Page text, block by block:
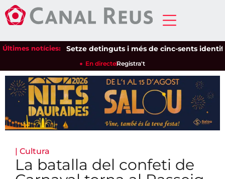
Últimes notícies:Setze detinguts i més de cinc-sents
En directeRegistra't
| Cultura
La batalla del confeti de